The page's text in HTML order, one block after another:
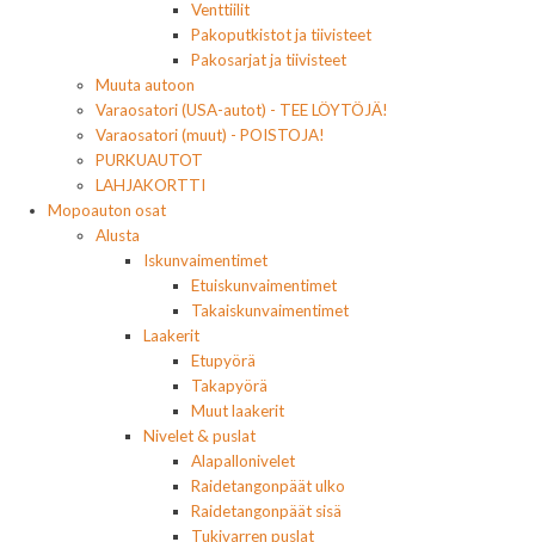
Venttiilit
Pakoputkistot ja tiivisteet
Pakosarjat ja tiivisteet
Muuta autoon
Varaosatori (USA-autot) - TEE LÖYTÖJÄ!
Varaosatori (muut) - POISTOJA!
PURKUAUTOT
LAHJAKORTTI
Mopoauton osat
Alusta
Iskunvaimentimet
Etuiskunvaimentimet
Takaiskunvaimentimet
Laakerit
Etupyörä
Takapyörä
Muut laakerit
Nivelet & puslat
Alapallonivelet
Raidetangonpäät ulko
Raidetangonpäät sisä
Tukivarren puslat